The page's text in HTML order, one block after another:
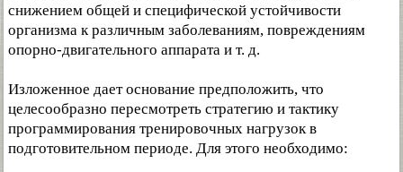
снижением общей и специфической устойчивости
организма к различным заболеваниям, повреждениям
опорно-двигательного аппарата и т. д.
Изложенное дает основание предположить, что
целесообразно пересмотреть стратегию и тактику
программирования тренировочных нагрузок в
подготовительном периоде. Для этого необходимо: